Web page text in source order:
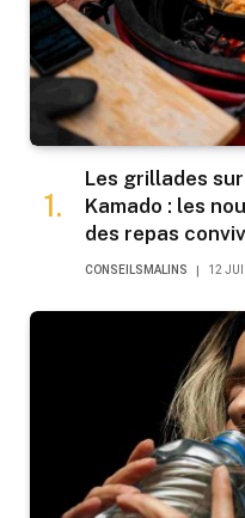
Les grillades
Kamado : les
des repas
CONSEILSMALINS 12